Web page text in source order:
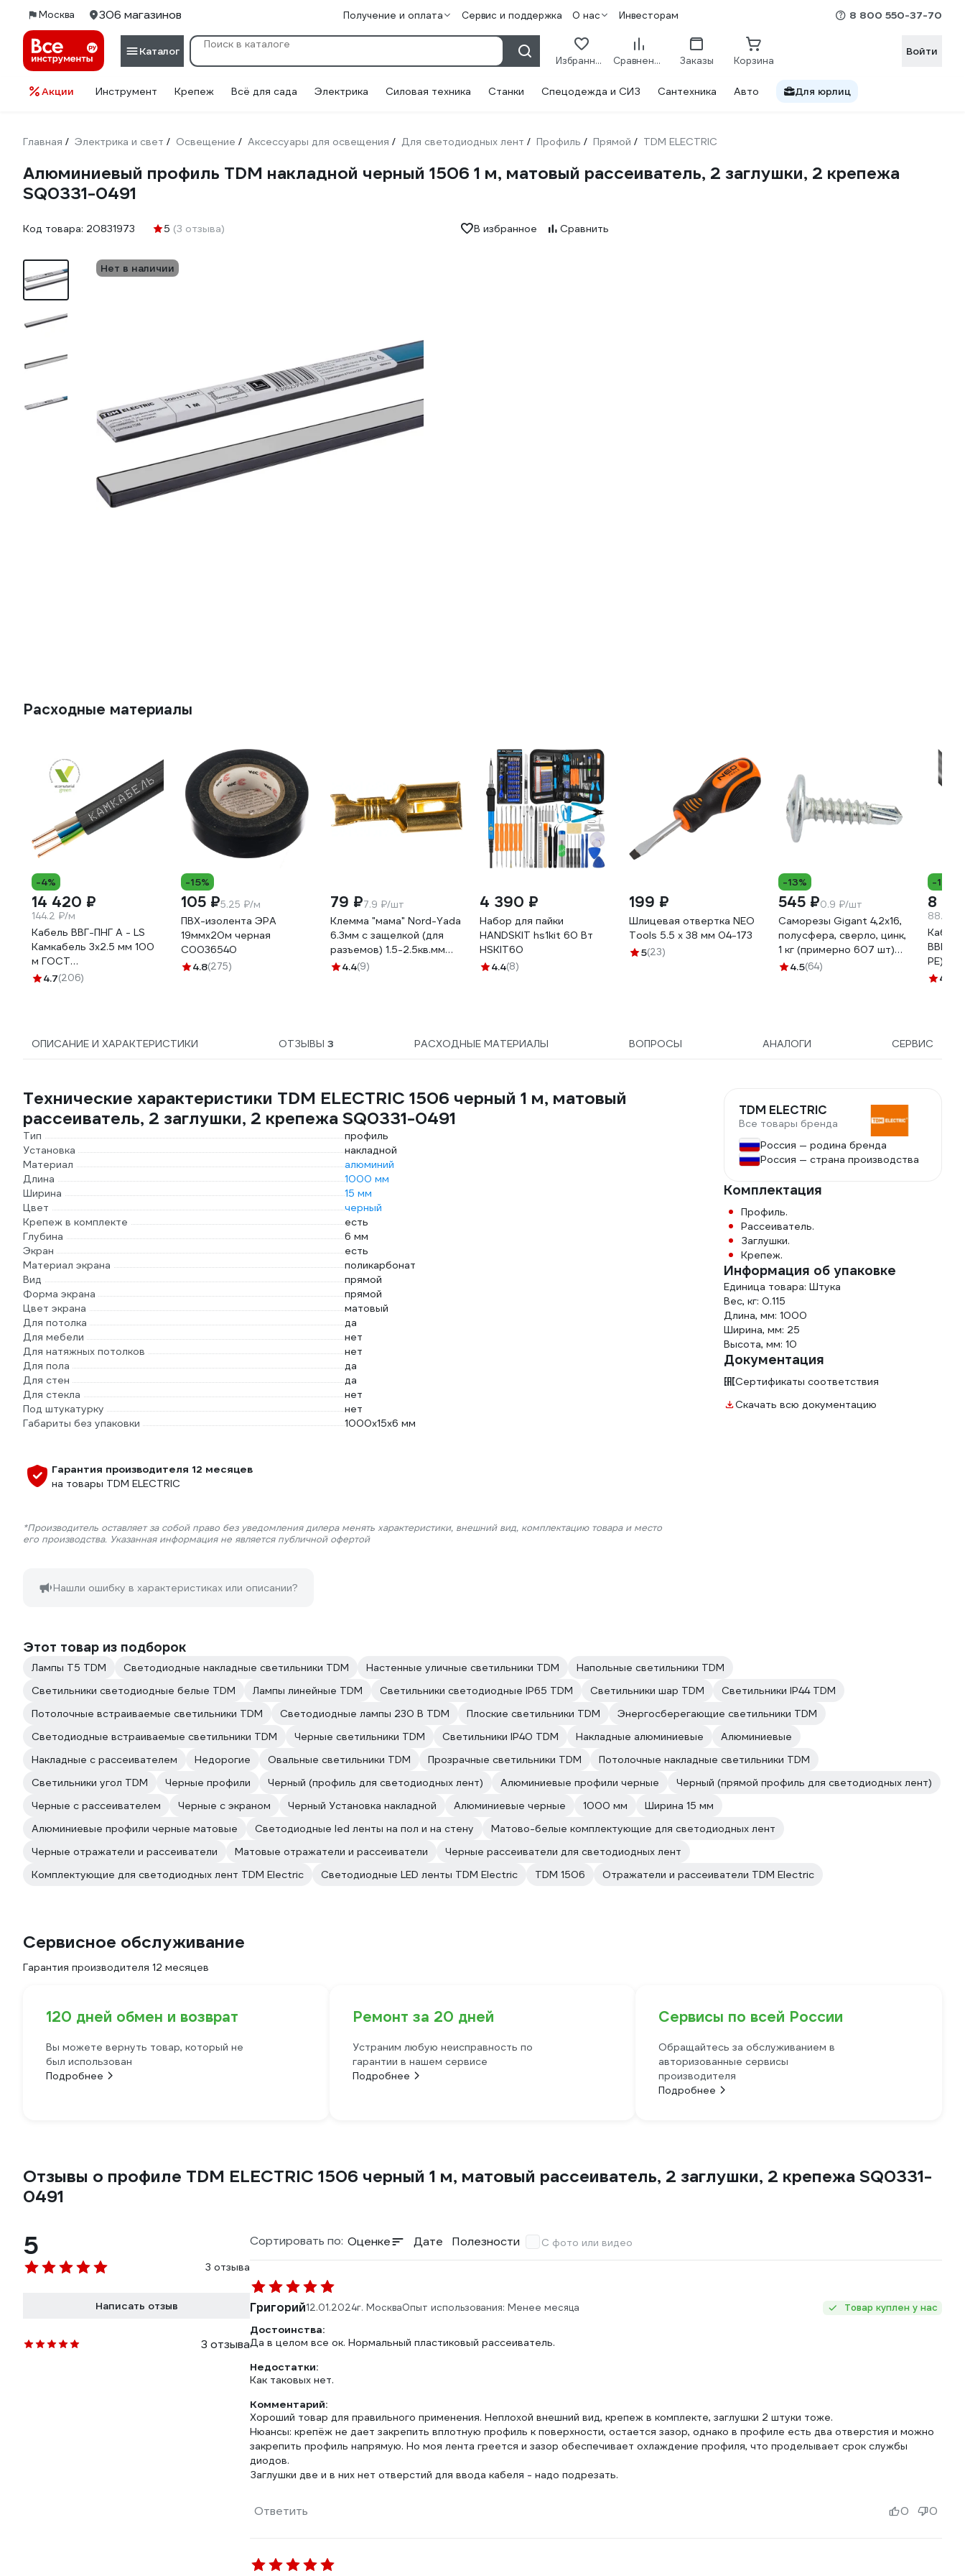
Москва 306 магазинов Получение и оплата Сервис и поддержка О нас Инвесторам 8 800 550-37-70
Каталог
Избранное Сравнение Заказы Корзина
Войти
Акции Инструмент Крепеж Всё для сада Электрика Силовая техника Станки Спецодежда и СИЗ Сантехника Авто Для юрлиц
Главная / Электрика и свет / Освещение / Аксессуары для освещения / Для светодиодных лент / Профиль / Прямой / TDM ELECTRIC
Алюминиевый профиль TDM накладной черный 1506 1 м, матовый рассеиватель, 2 заглушки, 2 крепежа
SQ0331-0491
Код товара: 20831973 5 (3 отзыва) В избранное Сравнить
Нет в наличии
Расходные материалы
-4%
14 420 ₽
144.2 ₽/м
Кабель ВВГ-ПНГ А - LS
Камкабель 3x2.5 мм 100
м ГОСТ
1157К30HG00070А0100М
4.7(206)
-15%
105 ₽5.25 ₽/м
ПВХ-изолента ЭРА
19ммх20м черная
C0036540
4.8(275)
79 ₽7.9 ₽/шт
Клемма "мама" Nord-Yada
6.3мм с защелкой (для
разъемов) 1.5-2.5кв.мм
906369
4.4(9)
4 390 ₽
Набор для пайки
HANDSKIT hs1kit 60 Вт
HSKIT60
4.4(8)
199 ₽
Шлицевая отвертка NEO
Tools 5.5 x 38 мм 04-173
5(23)
-13%
545 ₽0.9 ₽/шт
Саморезы Gigant 4,2x16,
полусфера, сверло, цинк,
1 кг (примерно 607 шт)
123574
4.5(64)
-10%
8
88.26
ВВГ-
PE) -
100м
4.4
ОПИСАНИЕ И ХАРАКТЕРИСТИКИ ОТЗЫВЫ 3 РАСХОДНЫЕ МАТЕРИАЛЫ ВОПРОСЫ АНАЛОГИ СЕРВИС
Технические характеристики TDM ELECTRIC 1506 черный 1 м, матовый
рассеиватель, 2 заглушки, 2 крепежа SQ0331-0491
Тип
профиль
Установка
накладной
Материал
алюминий
Длина
1000 мм
Ширина
15 мм
Цвет
черный
Крепеж в комплекте
есть
Глубина
6 мм
Экран
есть
Материал экрана
поликарбонат
Вид
прямой
Форма экрана
прямой
Цвет экрана
матовый
Для потолка
да
Для мебели
нет
Для натяжных потолков
нет
Для пола
да
Для стен
да
Для стекла
нет
Под штукатурку
нет
Габариты без упаковки
1000х15х6 мм
Гарантия производителя 12 месяцев
на товары TDM ELECTRIC
*Производитель оставляет за собой право без уведомления дилера менять характеристики, внешний вид, комплектацию товара и место
его производства. Указанная информация не является публичной офертой
Нашли ошибку в характеристиках или описании?
TDM ELECTRIC
Все товары бренда
Россия — родина бренда
Россия — страна производства
Комплектация
Профиль.
Рассеиватель.
Заглушки.
Крепеж.
Информация об упаковке
Единица товара: Штука
Вес, кг: 0.115
Длина, мм: 1000
Ширина, мм: 25
Высота, мм: 10
Документация
Сертификаты соответствия
Скачать всю документацию
Этот товар из подборок
Лампы T5 TDM Светодиодные накладные светильники TDM Настенные уличные светильники TDM
Напольные светильники TDM
Светильники светодиодные белые TDM
Лампы линейные TDM Светильники светодиодные IP65 TDM Светильники шар TDM
Светильники IP44 TDM
Потолочные встраиваемые светильники TDM
Светодиодные лампы 230 В TDM Плоские светильники TDM
Энергосберегающие светильники TDM
Светодиодные встраиваемые светильники TDM
Черные светильники TDM Светильники IP40 TDM Накладные алюминиевые
Алюминиевые
Накладные с рассеивателем
Недорогие Овальные светильники TDM Прозрачные светильники TDM
Потолочные накладные светильники TDM
Светильники угол TDM
Черные профили Черный (профиль для светодиодных лент) Алюминиевые профили черные
Черный (прямой профиль для светодиодных лент)
Черные с рассеивателем
Черные с экраном Черный Установка накладной Алюминиевые черные 1000 мм
Ширина 15 мм
Алюминиевые профили черные матовые
Светодиодные led ленты на пол и на стену
Матово-белые комплектующие для светодиодных лент
Черные отражатели и рассеиватели
Матовые отражатели и рассеиватели
Черные рассеиватели для светодиодных лент
Комплектующие для светодиодных лент TDM Electric
Светодиодные LED ленты TDM Electric TDM 1506 Отражатели и рассеиватели TDM Electric
Сервисное обслуживание
Гарантия производителя 12 месяцев
120 дней обмен и возврат
Вы можете вернуть товар, который не
был использован
Подробнее
Ремонт за 20 дней
Устраним любую неисправность по
гарантии в нашем сервисе
Подробнее
Сервисы по всей России
Обращайтесь за обслуживанием в
авторизованные сервисы
производителя
Подробнее
Отзывы о профиле TDM ELECTRIC 1506 черный 1 м, матовый рассеиватель, 2 заглушки, 2 крепежа SQ0331-
0491
5
3 отзыва
Написать отзыв
3 отзыва
Сортировать по: Оценке Дате Полезности С фото или видео
Григорий12.01.2024г. МоскваОпыт использования: Менее месяца Товар куплен у нас
Достоинства:
Да в целом все ок. Нормальный пластиковый рассеиватель.
Недостатки:
Как таковых нет.
Комментарий:
Хороший товар для правильного применения. Неплохой внешний вид, крепеж в комплекте, заглушки 2 штуки тоже.
Нюансы: крепёж не дает закрепить вплотную профиль к поверхности, остается зазор, однако в профиле есть два отверстия и можно
закрепить профиль напрямую. Но моя лента греется и зазор обеспечивает охлаждение профиля, что проделывает срок службы
диодов.
Заглушки две и в них нет отверстий для ввода кабеля - надо подрезать.
Ответить 0 0